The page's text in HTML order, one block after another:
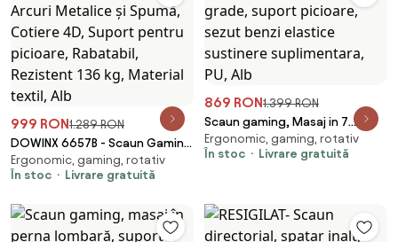
999 RON1.289 RON
DOWINX 6657B - Scaun Gaming
Ergonomic, Masaj in perna
lombara, Șezut cu Arcuri
Suport pentru picioare,
Rabatabil, Rezistent 136 kg,
Ergonomic, gaming, rotativ
În stoc
Livrare gratuită
869 RON1.399 RON
Scaun gaming, Masaj in 7
puncte, Boxe Bluetooth,
funcție șezlong, 90-180 grade,
suplimentara, PU, Alb
Ergonomic, gaming, rotativ
În stoc
Livrare gratuită